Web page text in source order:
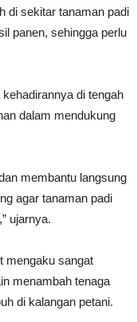
di sekitar tanaman padi
panen, sehingga perlu
di tengah
dalam mendukung
membantu langsung
agar tanaman padi
ujarnya.
mengaku sangat
menambah tenaga
di kalangan petani.